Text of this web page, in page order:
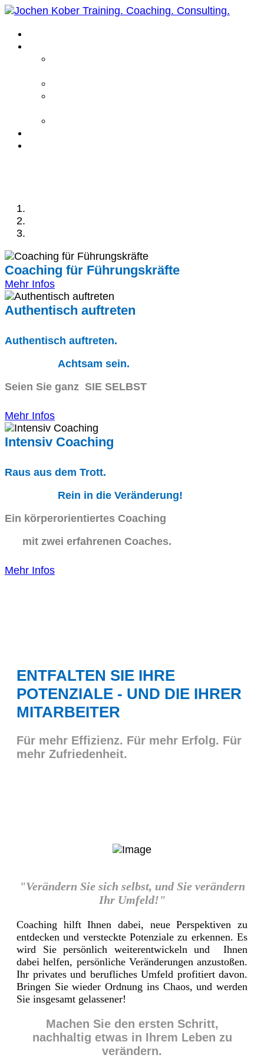
Coaching für Führungskräfte
Mehr Infos
Authentisch auftreten
Authentisch auftreten.
Achtsam sein.
Seien Sie ganz SIE SELBST
Mehr Infos
Intensiv Coaching
Raus aus dem Trott.
Rein in die Veränderung!
Ein körperorientiertes Coaching
mit zwei erfahrenen Coaches.
Mehr Infos
ENTFALTEN SIE IHRE
POTENZIALE - UND DIE IHRER
MITARBEITER
Für mehr Effizienz. Für mehr Erfolg. Für
mehr Zufriedenheit.
"Verändern Sie sich selbst, und Sie verändern
Ihr Umfeld!"
Coaching hilft Ihnen dabei, neue Perspektiven zu
entdecken und versteckte Potenziale zu erkennen. Es
wird Sie persönlich weiterentwickeln und Ihnen
dabei helfen, persönliche Veränderungen anzustoßen.
Ihr privates und berufliches Umfeld profitiert davon.
Bringen Sie wieder Ordnung ins Chaos, und werden
Sie insgesamt gelassener!
Machen Sie den ersten Schritt,
nachhaltig etwas in Ihrem Leben zu
verändern.